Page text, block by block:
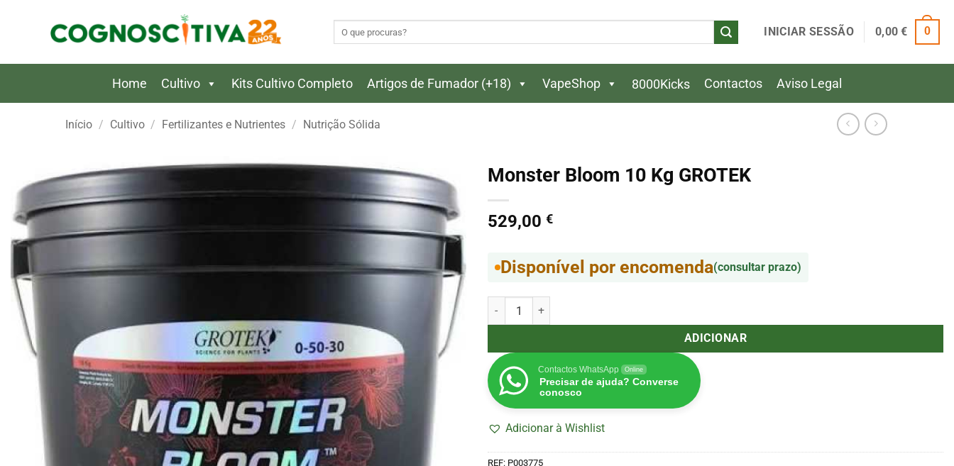
INICIAR SESSÃO 0,00€ 0
Home Cultivo Kits Cultivo Completo Artigos de Fumador (+18) VapeShop 8000Kicks Contactos Aviso Legal
Início / Cultivo / Fertilizantes e Nutrientes / Nutrição Sólida
Monster Bloom 10 Kg GROTEK
529,00 €
Disponível por encomenda(consultar prazo)
Quantidade de Monster Bloom 10 Kg GROTEK
ADICIONAR
Contactos WhatsApp Online
Precisar de ajuda? Converse
conosco
Adicionar à Wishlist
REF: P003775